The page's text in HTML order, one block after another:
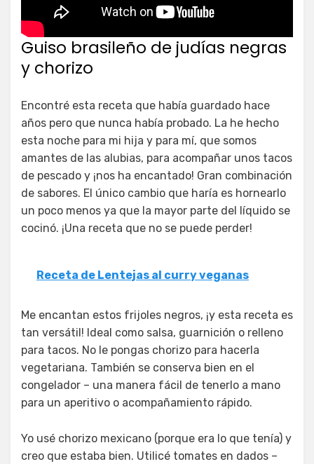
Guiso brasileño de judías negras
y chorizo
Encontré esta receta que había guardado hace
años pero que nunca había probado. La he hecho
esta noche para mi hija y para mí, que somos
amantes de las alubias, para acompañar unos tacos
de pescado y ¡nos ha encantado! Gran combinación
de sabores. El único cambio que haría es hornearlo
un poco menos ya que la mayor parte del líquido se
cocinó. ¡Una receta que no se puede perder!
Receta de Lentejas al curry veganas
Me encantan estos frijoles negros, ¡y esta receta es
tan versátil! Ideal como salsa, guarnición o relleno
para tacos. No le pongas chorizo para hacerla
vegetariana. También se conserva bien en el
congelador – una manera fácil de tenerlo a mano
para un aperitivo o acompañamiento rápido.
Yo usé chorizo mexicano (porque era lo que tenía) y
creo que estaba bien. Utilicé tomates en dados –